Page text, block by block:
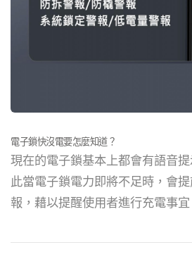
電子鎖快沒電要怎麼知道？
現在的電子鎖基本上都會有語音
此當電子鎖電力即將不足時，會
報，藉以提醒使用者進行充電事宜